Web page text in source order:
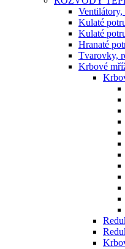
Kulaté
Kulaté
Hranaté
Tvarovky,
Krbové